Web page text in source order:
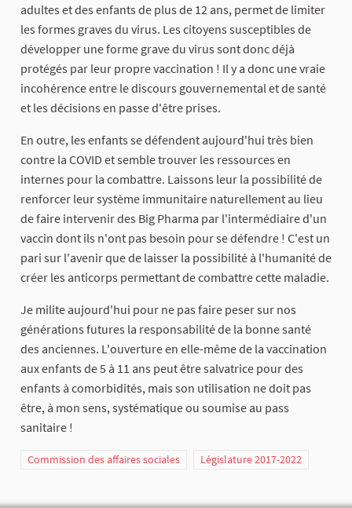
adultes et des enfants de plus de 12 ans, permet de limiter
les formes graves du virus. Les citoyens susceptibles de
développer une forme grave du virus sont donc déjà
protégés par leur propre vaccination ! Il y a donc une vraie
incohérence entre le discours gouvernemental et de santé
et les décisions en passe d'être prises.
En outre, les enfants se défendent aujourd'hui très bien
contre la COVID et semble trouver les ressources en
internes pour la combattre. Laissons leur la possibilité de
renforcer leur système immunitaire naturellement au lieu
de faire intervenir des Big Pharma par l'intermédiaire d'un
vaccin dont ils n'ont pas besoin pour se défendre ! C'est un
pari sur l'avenir que de laisser la possibilité à l'humanité de
créer les anticorps permettant de combattre cette maladie.
Je milite aujourd'hui pour ne pas faire peser sur nos
générations futures la responsabilité de la bonne santé
des anciennes. L'ouverture en elle-même de la vaccination
aux enfants de 5 à 11 ans peut être salvatrice pour des
enfants à comorbidités, mais son utilisation ne doit pas
être, à mon sens, systématique ou soumise au pass
sanitaire !
Commission des affaires sociales Législature 2017-2022